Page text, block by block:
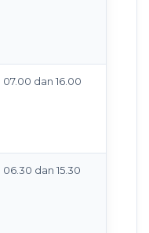
07.00 dan 16.00
06.30 dan 15.30